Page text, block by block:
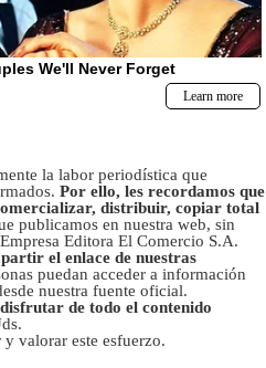
la labor periodística que
Por ello, les recordamos que
distribuir, copiar total
publicamos en nuestra web, sin
Editora El Comercio S.A.
el enlace de nuestras
puedan acceder a información
nuestra fuente oficial.
de todo el contenido
valorar este esfuerzo.